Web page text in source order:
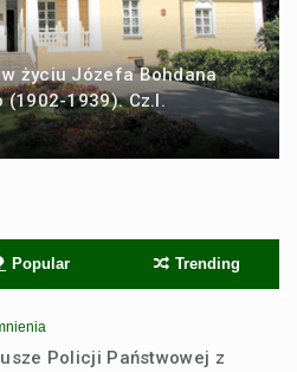
życiu Józefa Bohdana
(1902-1939). Cz.I.
Popular Trending
Policji Państwowej z